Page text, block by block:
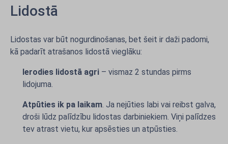
Lidostā
Lidostas var būt nogurdinošanas, bet šeit ir daži padomi,
kā padarīt atrašanos lidostā vieglāku:
Ierodies lidostā agri – vismaz 2 stundas pirms
lidojuma.
Atpūties ik pa laikam. Ja nejūties labi vai reibst galva,
droši lūdz palīdzību lidostas darbiniekiem. Viņi palīdzes
tev atrast vietu, kur apsēsties un atpūsties.